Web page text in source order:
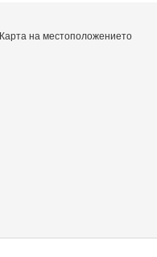
Карта на местоположението